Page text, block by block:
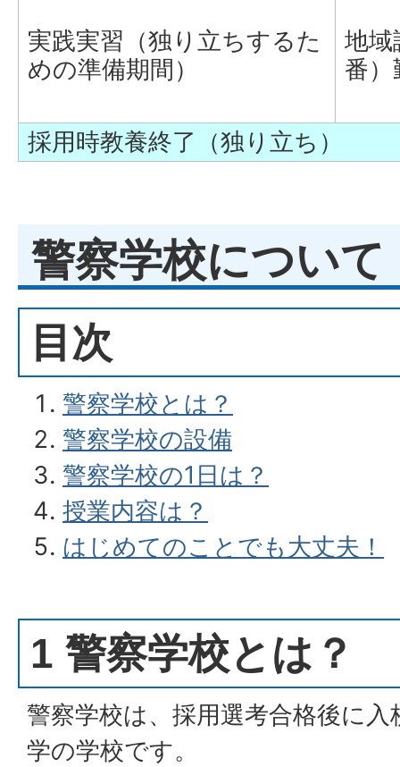
実践実習（独り立ちするた
めの準備期間）
地域
番）
採用時教養終了（独り立ち）
警察学校について
目次
警察学校とは？
警察学校の設備
警察学校の1日は？
授業内容は？
はじめてのことでも大丈夫！
1 警察学校とは？
警察学校は、採用選考合格後に
学の学校です。